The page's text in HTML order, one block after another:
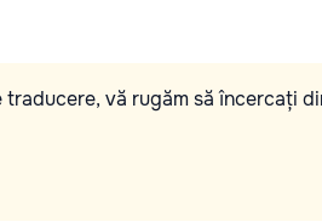
vă rugăm să încercați